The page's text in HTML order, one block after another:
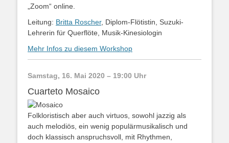
„Zoom“ online.
Leitung: Britta Roscher, Diplom-Flötistin, Suzuki-
Lehrerin für Querflöte, Musik-Kinesiologin
Mehr Infos zu diesem Workshop
Samstag, 16. Mai 2020 – 19:00 Uhr
Cuarteto Mosaico
Folkloristisch aber auch virtuos, sowohl jazzig als
auch melodiös, ein wenig populärmusikalisch und
doch klassisch anspruchsvoll, mit Rhythmen,